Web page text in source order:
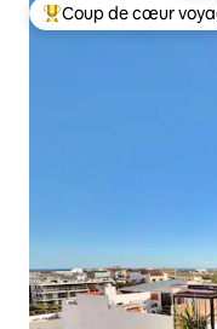
Coup de cœur
Coup de cœur